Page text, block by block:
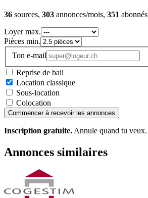
36 sources, 303 annonces/mois, 351 abonnés
Loyer max.
Pièces min.
Ton e-mail
Reprise de bail
Location classique
Sous-location
Colocation
Commencer à recevoir les annonces
Inscription gratuite. Annule quand tu veux.
Annonces similaires